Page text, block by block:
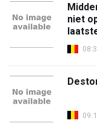
niet